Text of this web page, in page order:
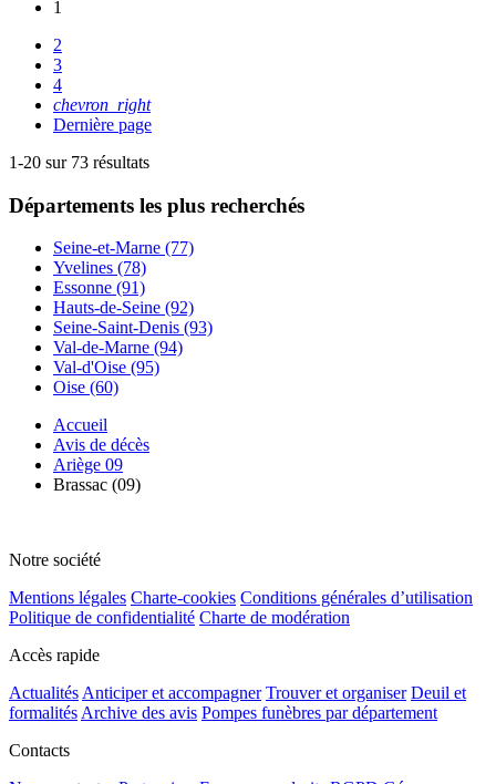
1
2
3
4
chevron_right
Dernière page
1-20 sur 73 résultats
Départements les plus recherchés
Seine-et-Marne (77)
Yvelines (78)
Essonne (91)
Hauts-de-Seine (92)
Seine-Saint-Denis (93)
Val-de-Marne (94)
Val-d'Oise (95)
Oise (60)
Accueil
Avis de décès
Ariège 09
Brassac (09)
Notre société
Mentions légales Charte-cookies Conditions générales d’utilisation
Politique de confidentialité Charte de modération
Accès rapide
Actualités Anticiper et accompagner Trouver et organiser Deuil et
formalités Archive des avis Pompes funèbres par département
Contacts